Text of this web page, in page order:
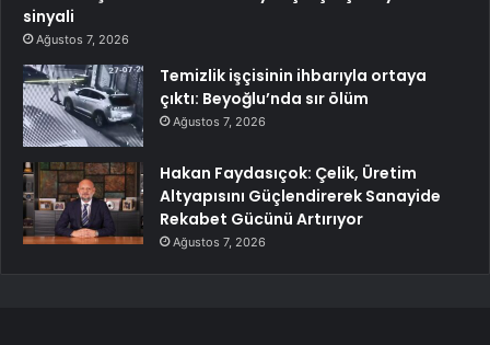
sinyali
Ağustos 7, 2026
Temizlik işçisinin ihbarıyla ortaya
çıktı: Beyoğlu’nda sır ölüm
Ağustos 7, 2026
Hakan Faydasıçok: Çelik, Üretim
Altyapısını Güçlendirerek Sanayide
Rekabet Gücünü Artırıyor
Ağustos 7, 2026